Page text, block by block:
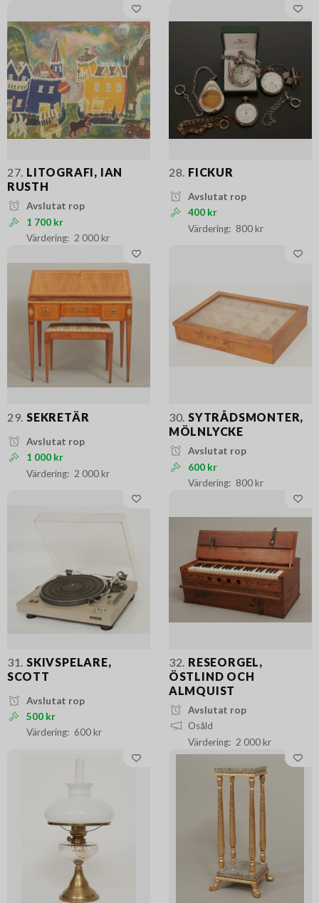
27. LITOGRAFI, IAN
RUSTH
Avslutat rop
1 700 kr
2 000 kr
28. FICKUR
Avslutat rop
400 kr
800 kr
29. SEKRETÄR
Avslutat rop
1 000 kr
2 000 kr
30. SYTRÅDSMONTER,
MÖLNLYCKE
Avslutat rop
600 kr
800 kr
31. SKIVSPELARE,
SCOTT
Avslutat rop
500 kr
600 kr
32. RESEORGEL,
ÖSTLIND OCH
ALMQUIST
Avslutat rop
Osåld
2 000 kr